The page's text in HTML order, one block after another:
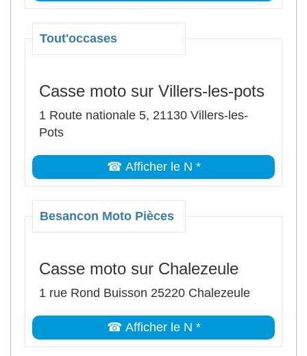
Tout'occases
Casse moto sur Villers-les-pots
1 Route nationale 5, 21130 Villers-les-
Pots
☎ Afficher le N *
Besancon Moto Pièces
Casse moto sur Chalezeule
1 rue Rond Buisson 25220 Chalezeule
☎ Afficher le N *